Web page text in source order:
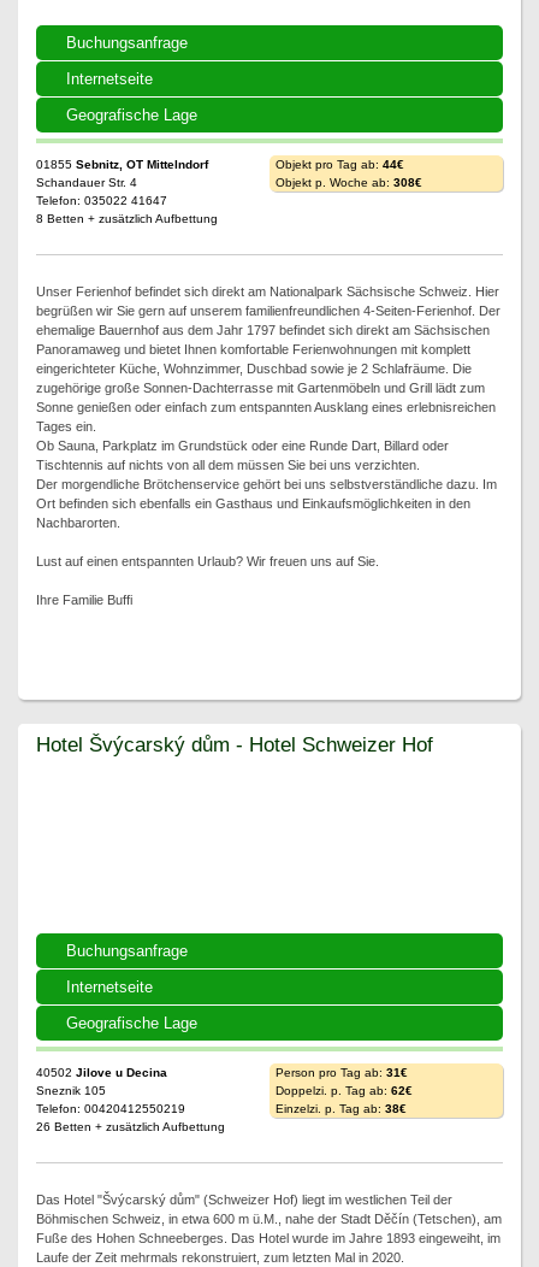
Buchungsanfrage
Internetseite
Geografische Lage
01855 Sebnitz, OT Mittelndorf
Schandauer Str. 4
Telefon: 035022 41647
8 Betten + zusätzlich Aufbettung
Objekt pro Tag ab: 44€
Objekt p. Woche ab: 308€
Unser Ferienhof befindet sich direkt am Nationalpark Sächsische Schweiz. Hier
begrüßen wir Sie gern auf unserem familienfreundlichen 4-Seiten-Ferienhof. Der
ehemalige Bauernhof aus dem Jahr 1797 befindet sich direkt am Sächsischen
Panoramaweg und bietet Ihnen komfortable Ferienwohnungen mit komplett
eingerichteter Küche, Wohnzimmer, Duschbad sowie je 2 Schlafräume. Die
zugehörige große Sonnen-Dachterrasse mit Gartenmöbeln und Grill lädt zum
Sonne genießen oder einfach zum entspannten Ausklang eines erlebnisreichen
Tages ein.
Ob Sauna, Parkplatz im Grundstück oder eine Runde Dart, Billard oder
Tischtennis auf nichts von all dem müssen Sie bei uns verzichten.
Der morgendliche Brötchenservice gehört bei uns selbstverständliche dazu. Im
Ort befinden sich ebenfalls ein Gasthaus und Einkaufsmöglichkeiten in den
Nachbarorten.
Lust auf einen entspannten Urlaub? Wir freuen uns auf Sie.
Ihre Familie Buffi
Hotel Švýcarský dům - Hotel Schweizer Hof
Buchungsanfrage
Internetseite
Geografische Lage
Hotel Švýcarský dům - Hotel Schweizer Hof
40502 Jilove u Decina
Sneznik 105
Telefon: 00420412550219
26 Betten + zusätzlich Aufbettung
Person pro Tag ab: 31€
Doppelzi. p. Tag ab: 62€
Einzelzi. p. Tag ab: 38€
Das Hotel "Švýcarský dům" (Schweizer Hof) liegt im westlichen Teil der
Böhmischen Schweiz, in etwa 600 m ü.M., nahe der Stadt Děčín (Tetschen), am
Fuße des Hohen Schneeberges. Das Hotel wurde im Jahre 1893 eingeweiht, im
Laufe der Zeit mehrmals rekonstruiert, zum letzten Mal in 2020.